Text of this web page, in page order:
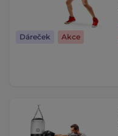
Dáreček Akce